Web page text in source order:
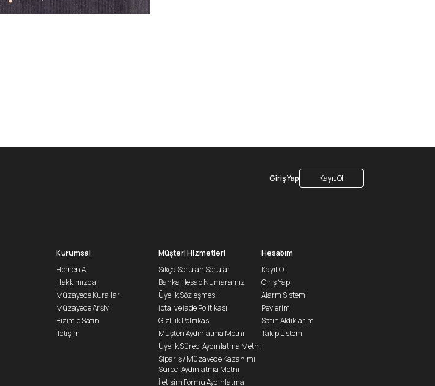
Giriş Yap Kayıt Ol
Kurumsal
Hemen Al
Hakkımızda
Müzayede Kuralları
Müzayede Arşivi
Bizimle Satın
İletişim
Müşteri Hizmetleri
Sıkça Sorulan Sorular
Banka Hesap Numaramız
Üyelik Sözleşmesi
İptal ve İade Politikası
Gizlilik Politikası
Müşteri Aydınlatma Metni
Üyelik Süreci Aydınlatma Metni
Sipariş / Müzayede Kazanımı
Süreci Aydınlatma Metni
İletişim Formu Aydınlatma
Hesabım
Kayıt Ol
Giriş Yap
Alarm Sistemi
Peylerim
Satın Aldıklarım
Takip Listem